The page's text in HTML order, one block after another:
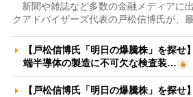
新聞や雑誌など多数の金融メディアに
クアドバイザーズ代表の戸松信博氏が、
【戸松信博氏「明日の爆騰株」を探せ
端半導体の製造に不可欠な検査装…
【戸松信博氏「明日の爆騰株」を探